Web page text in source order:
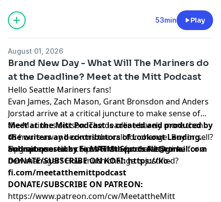
53min Play
August 01, 2026
Brand New Day - What Will The Mariners do
at the Deadline? Meet at the Mitt Podcast
Hello Seattle Mariners fans!
Evan James, Zach Mason, Grant Bronsdon and Anders
Jorstad arrive at a critical juncture to make sense of
the Mariners season. The deadline barely more than
48 hours away beckons the call for change. Buy or sell?
Upgrade or stack chips for the future? Is it time for a
new manager? How much change is justified?
Meet at the Mitt Podcast is created and produced by
the writers and contributors ofLookout Landing
and sponsored byFans First Sports Network.
Submit questions toMATMthepodcast@gmail.com
DONATE/SUBSCRIBE ON KOFI:https://ko-
fi.com/meetatthemittpodcast
DONATE/SUBSCRIBE ON PATREON:
https://www.patreon.com/cw/MeetattheMitt⁠⁠⁠⁠⁠⁠⁠⁠⁠⁠⁠⁠⁠⁠⁠⁠⁠⁠⁠⁠⁠⁠⁠⁠⁠⁠⁠⁠⁠⁠⁠⁠⁠⁠⁠⁠⁠⁠⁠